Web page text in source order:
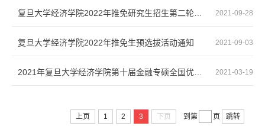
2021-09-28
复旦大学经济学院2022年推免研究生招生第二轮报名通知
2021-09-03
复旦大学经济学院2022年推免生预选拔活动通知
2021-03-19
2021年复旦大学经济学院第十届金融专硕全国优秀大学生夏令营活动报名通知（专业学位）
上页 1 2 3 下页 到第 页 跳转